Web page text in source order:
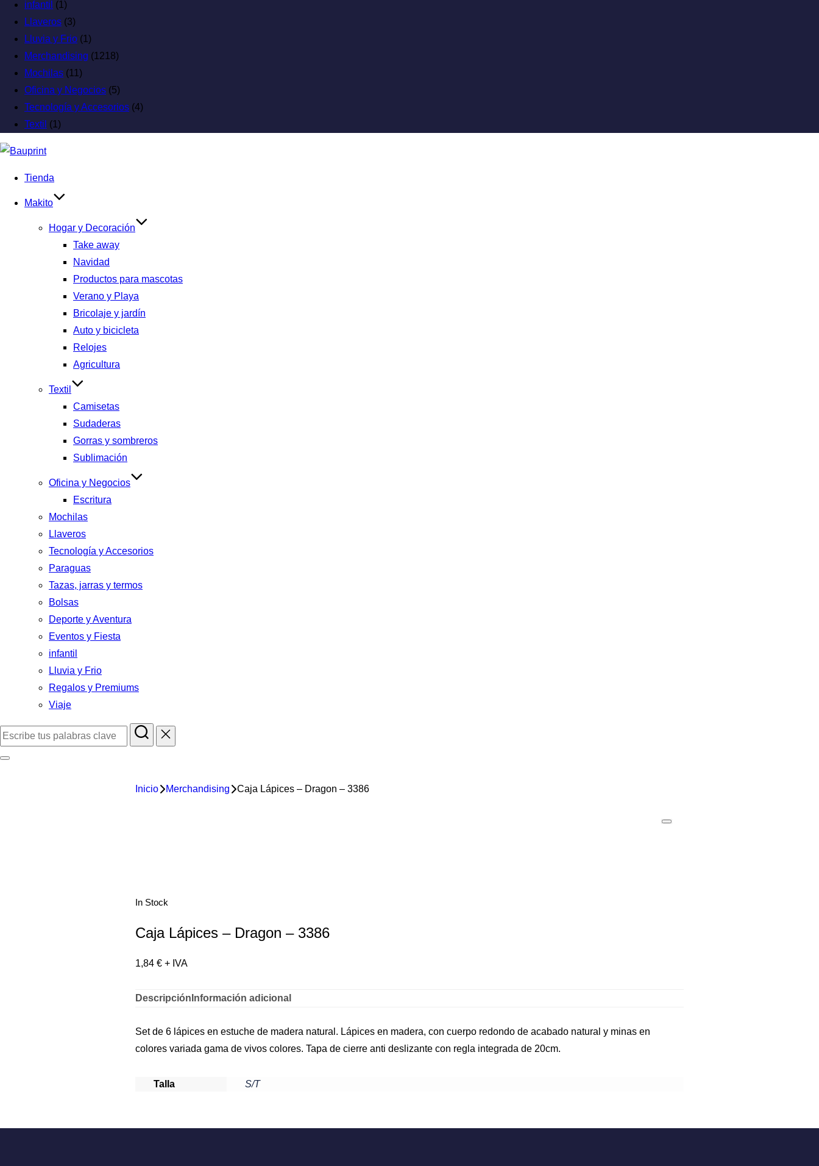
infantil (1)
Llaveros (3)
Lluvia y Frio (1)
Merchandising (1218)
Mochilas (11)
Oficina y Negocios (5)
Tecnología y Accesorios (4)
Textil (1)
Tienda
Makito
Hogar y Decoración
Take away
Navidad
Productos para mascotas
Verano y Playa
Bricolaje y jardín
Auto y bicicleta
Relojes
Agricultura
Textil
Camisetas
Sudaderas
Gorras y sombreros
Sublimación
Oficina y Negocios
Escritura
Mochilas
Llaveros
Tecnología y Accesorios
Paraguas
Tazas, jarras y termos
Bolsas
Deporte y Aventura
Eventos y Fiesta
infantil
Lluvia y Frio
Regalos y Premiums
Viaje
Inicio Merchandising Caja Lápices – Dragon – 3386
In Stock
Caja Lápices – Dragon – 3386
1,84 € + IVA
Descripción Información adicional
Set de 6 lápices en estuche de madera natural. Lápices en madera, con cuerpo redondo de acabado natural y minas en
colores variada gama de vivos colores. Tapa de cierre anti deslizante con regla integrada de 20cm.
Talla S/T